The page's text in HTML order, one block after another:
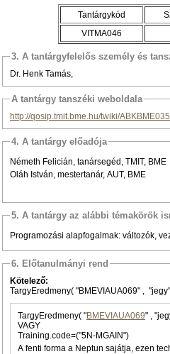
Tantárgykód
VITMA046
3. A tantárgyfelelős személy és
Dr. Henk Tamás,
A tantárgy tanszéki weboldala
http://qosip.tmit.bme.hu/twiki/ABKBME035
4. A tantárgy előadója
Németh Felicián, tanársegéd, TMIT, BME
Oláh István, mestertanár, AUT, BME
5. A tantárgy az alábbi témakörök
Programozási alapfogalmak: változók,
6. Előtanulmányi rend
Kötelező:
TargyEredmeny( "BMEVIAUA069" ,
TargyEredmeny( "BMEVIAUA069
VAGY
Training.code=("5N-MGAIN")
A fenti forma a Neptun sajátja, ezen